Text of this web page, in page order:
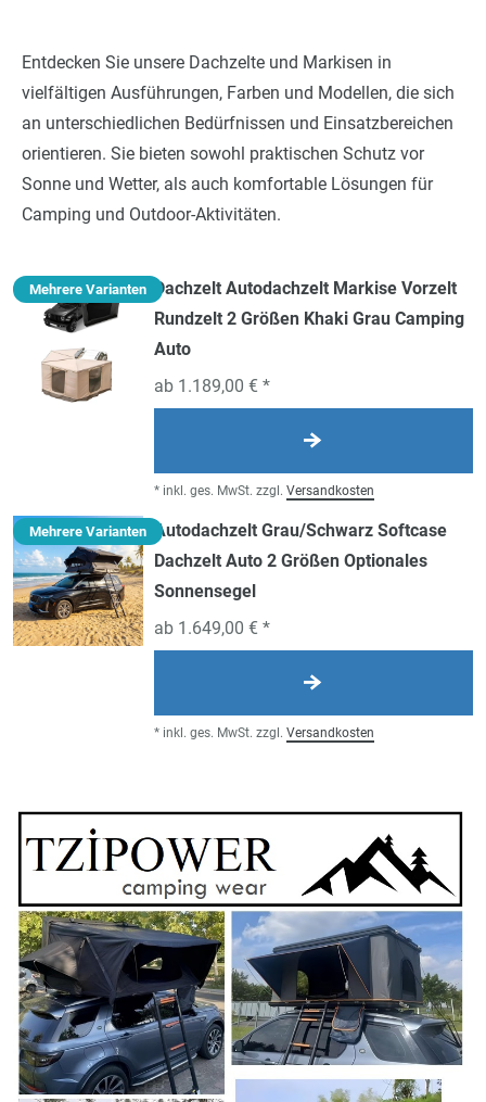
Entdecken Sie unsere Dachzelte und Markisen in
vielfältigen Ausführungen, Farben und Modellen, die sich
an unterschiedlichen Bedürfnissen und Einsatzbereichen
orientieren. Sie bieten sowohl praktischen Schutz vor
Sonne und Wetter, als auch komfortable Lösungen für
Camping und Outdoor-Aktivitäten.
Mehrere Varianten
Dachzelt Autodachzelt Markise Vorzelt
Rundzelt 2 Größen Khaki Grau Camping
Auto
ab 1.189,00 € *
* inkl. ges. MwSt. zzgl. Versandkosten
Mehrere Varianten
Autodachzelt Grau/Schwarz Softcase
Dachzelt Auto 2 Größen Optionales
Sonnensegel
ab 1.649,00 € *
* inkl. ges. MwSt. zzgl. Versandkosten